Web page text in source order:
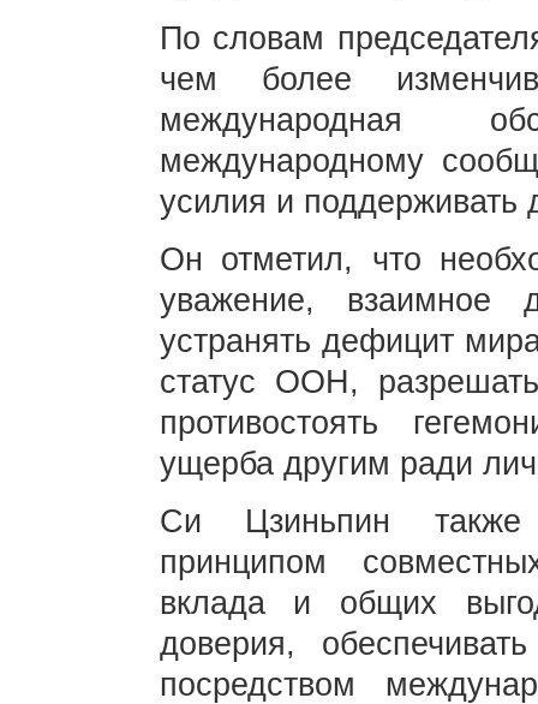
По словам
чем более
международная
международному
усилия и поддерживать
Он отметил, что
уважение, взаимное
устранять дефицит
статус ООН,
противостоять
ущерба другим ради
Си Цзиньпин также
принципом
вклада и общих
доверия,
посредством